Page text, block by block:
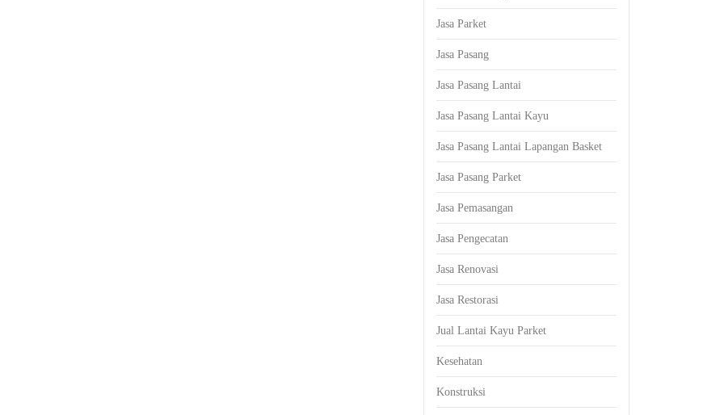
Jasa Parket
Jasa Pasang
Jasa Pasang Lantai
Jasa Pasang Lantai Kayu
Jasa Pasang Lantai Lapangan Basket
Jasa Pasang Parket
Jasa Pemasangan
Jasa Pengecatan
Jasa Renovasi
Jasa Restorasi
Jual Lantai Kayu Parket
Kesehatan
Konstruksi